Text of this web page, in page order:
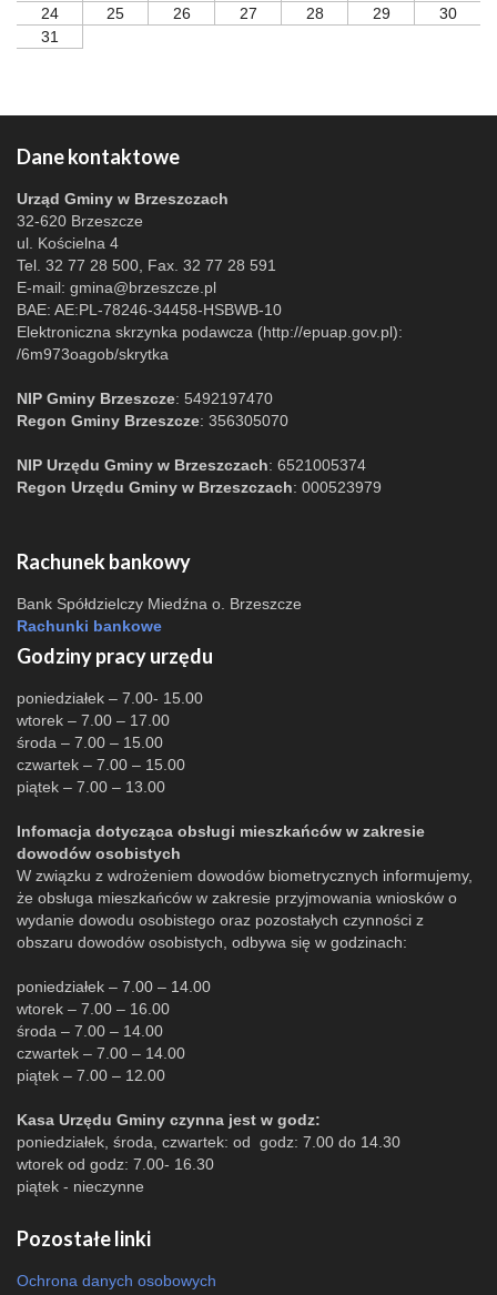
24
25 26 27 28 29
30
31
Dane kontaktowe
Urząd Gminy w Brzeszczach
32-620 Brzeszcze
ul. Kościelna 4
Tel. 32 77 28 500, Fax. 32 77 28 591
E-mail: gmina@brzeszcze.pl
BAE: AE:PL-78246-34458-HSBWB-10
Elektroniczna skrzynka podawcza (http://epuap.gov.pl):
/6m973oagob/skrytka
NIP Gminy Brzeszcze: 5492197470
Regon Gminy Brzeszcze: 356305070
NIP Urzędu Gminy w Brzeszczach: 6521005374
Regon Urzędu Gminy w Brzeszczach: 000523979
Rachunek bankowy
Bank Spółdzielczy Miedźna o. Brzeszcze
Rachunki bankowe
Godziny pracy urzędu
poniedziałek – 7.00- 15.00
wtorek – 7.00 – 17.00
środa – 7.00 – 15.00
czwartek – 7.00 – 15.00
piątek – 7.00 – 13.00
Infomacja dotycząca obsługi mieszkańców w zakresie
dowodów osobistych
W związku z wdrożeniem dowodów biometrycznych informujemy,
że obsługa mieszkańców w zakresie przyjmowania wniosków o
wydanie dowodu osobistego oraz pozostałych czynności z
obszaru dowodów osobistych, odbywa się w godzinach:
poniedziałek – 7.00 – 14.00
wtorek – 7.00 – 16.00
środa – 7.00 – 14.00
czwartek – 7.00 – 14.00
piątek – 7.00 – 12.00
Kasa Urzędu Gminy czynna jest w godz:
poniedziałek, środa, czwartek: od godz: 7.00 do 14.30
wtorek od godz: 7.00- 16.30
piątek - nieczynne
Pozostałe linki
Ochrona danych osobowych